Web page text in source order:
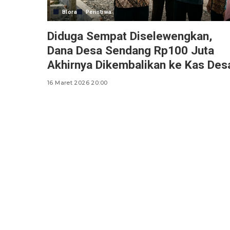
Blora Peristiwa
Diduga Sempat Diselewengkan,
Dana Desa Sendang Rp100 Juta
Akhirnya Dikembalikan ke Kas
16 Maret 2026 20:00